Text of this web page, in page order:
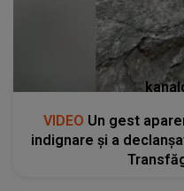
VIDEO Un gest
indignare și a